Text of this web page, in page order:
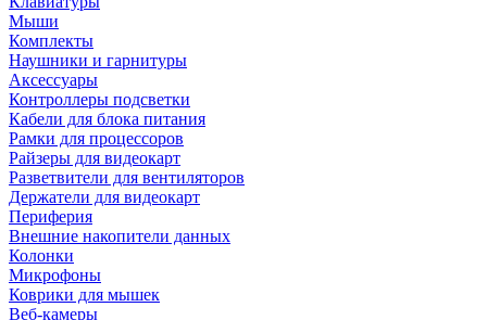
Мыши
Комплекты
Наушники и гарнитуры
Аксессуары
Контроллеры подсветки
Кабели для блока питания
Рамки для процессоров
Райзеры для видеокарт
Разветвители для вентиляторов
Держатели для видеокарт
Периферия
Внешние накопители данных
Колонки
Микрофоны
Коврики для мышек
Веб-камеры